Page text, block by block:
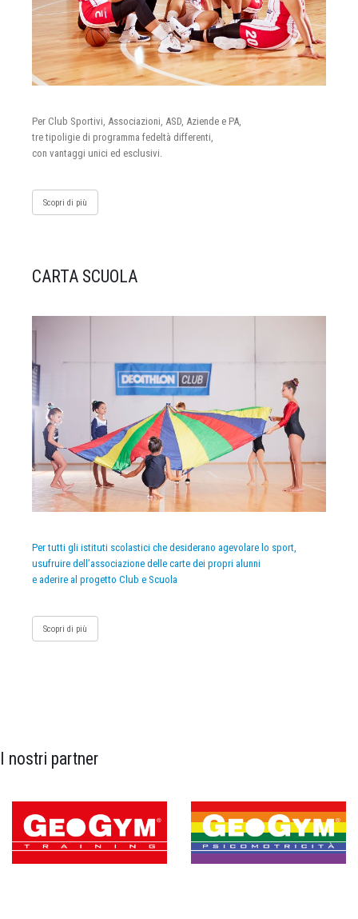
Per Club Sportivi, Associazioni, ASD, Aziende e PA,
tre tipoligie di programma fedeltà differenti,
con vantaggi unici ed esclusivi.
Scopri di più
CARTA SCUOLA
Per tutti gli istituti scolastici che desiderano agevolare lo sport,
usufruire dell’associazione delle carte dei propri alunni
e aderire al progetto Club e Scuola
Scopri di più
I nostri partner